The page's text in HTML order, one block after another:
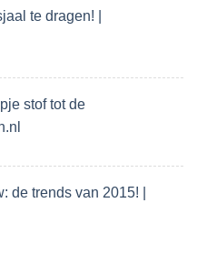
te dragen! |
stof tot de
de trends van 2015! |